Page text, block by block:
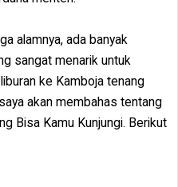
alamnya, ada banyak
sangat menarik untuk
ke Kamboja tenang
akan membahas tentang
Bisa Kamu Kunjungi. Berikut